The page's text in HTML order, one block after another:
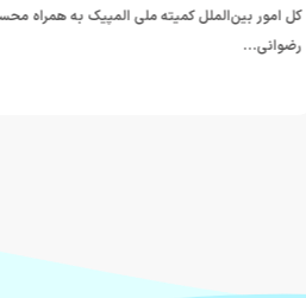
کل امور بین‌الملل کمیته ملی المپیک به همراه محسن
رضوانی…